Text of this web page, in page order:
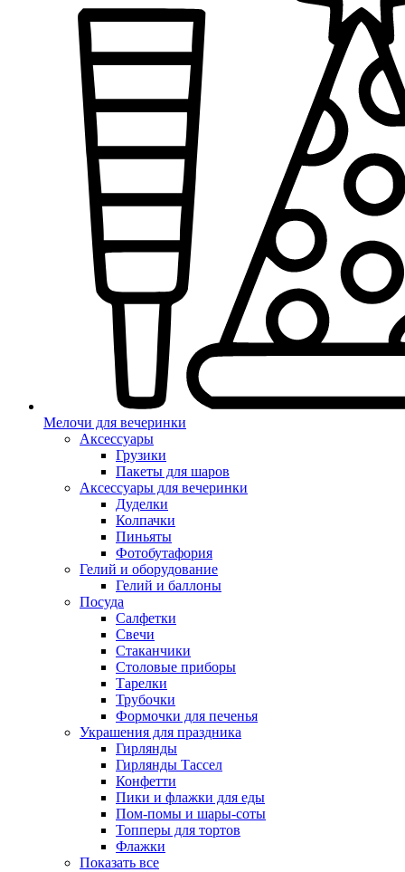
Мелочи для вечеринки
Аксессуары
Грузики
Пакеты для шаров
Аксессуары для вечеринки
Дуделки
Колпачки
Пиньяты
Фотобутафория
Гелий и оборудование
Гелий и баллоны
Посуда
Салфетки
Свечи
Стаканчики
Столовые приборы
Тарелки
Трубочки
Формочки для печенья
Украшения для праздника
Гирлянды
Гирлянды Тассел
Конфетти
Пики и флажки для еды
Пом-помы и шары-соты
Топперы для тортов
Флажки
Показать все